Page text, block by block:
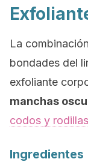
La
bondades del
exfoliante
manchas
codos y rodillas
Ingredientes